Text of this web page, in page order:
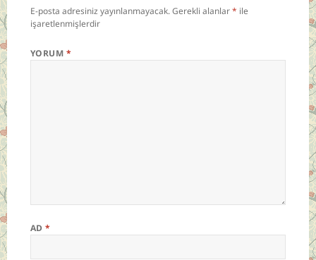
E-posta adresiniz yayınlanmayacak.Gerekli alanlar* ile
işaretlenmişlerdir
YORUM *
AD*